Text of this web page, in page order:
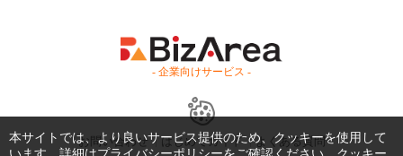
- 企業向けサービス -
お問い合わせ はじめてガイド よくある質問
本サイトでは、より良いサービス提供のため、クッキーを使用して